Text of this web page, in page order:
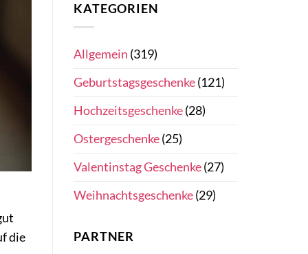
die
KATEGORIEN
Allgemein (319)
Geburtstagsgeschenke(121)
Hochzeitsgeschenke(28)
Ostergeschenke(25)
Valentinstag Geschenke(27)
Weihnachtsgeschenke(29)
PARTNER